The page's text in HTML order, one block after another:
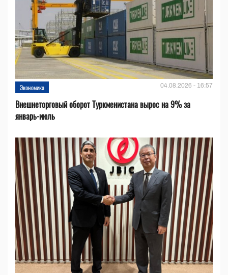
Экономика 04.08.2026 - 16:57
Внешнеторговый оборот Туркменистана вырос на 9% за
январь-июль